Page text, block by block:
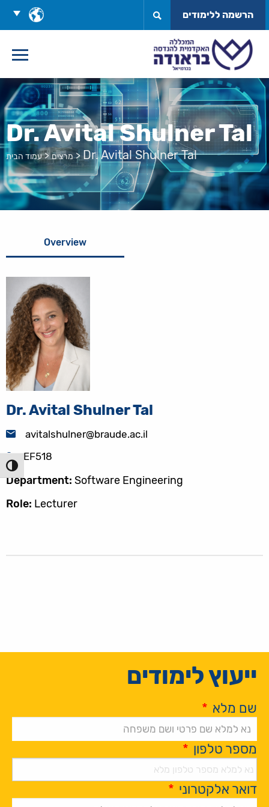
לתוכן
בחר
שפה
הרשמה ללימודים
Dr. Avital Shulner Tal
עמוד הבית>מרצים>Dr. Avital Shulner Tal
Overview
Dr. Avital Shulner Tal
avitalshulner@braude.ac.il
EF518
Department: Software Engineering
Role: Lecturer
ייעוץ לימודים
שם מלא *
מספר טלפון *
דואר אלקטרוני *